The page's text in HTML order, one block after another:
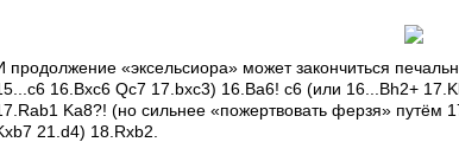
продолжение «эксельсиора» может закончиться
16.Bxc6 Qc7 17.bxc3) 16.Ba6! c6 (или 16...Bh2+
Ka8?! (но сильнее «пожертвовать ферзя» путём
21.d4) 18.Rxb2.